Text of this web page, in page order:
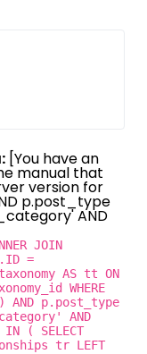
[You have an
manual that
version for
p.post_type
AND
JOIN
=
AS tt ON
WHERE
AND p.post_type
AND
( SELECT
tr LEFT